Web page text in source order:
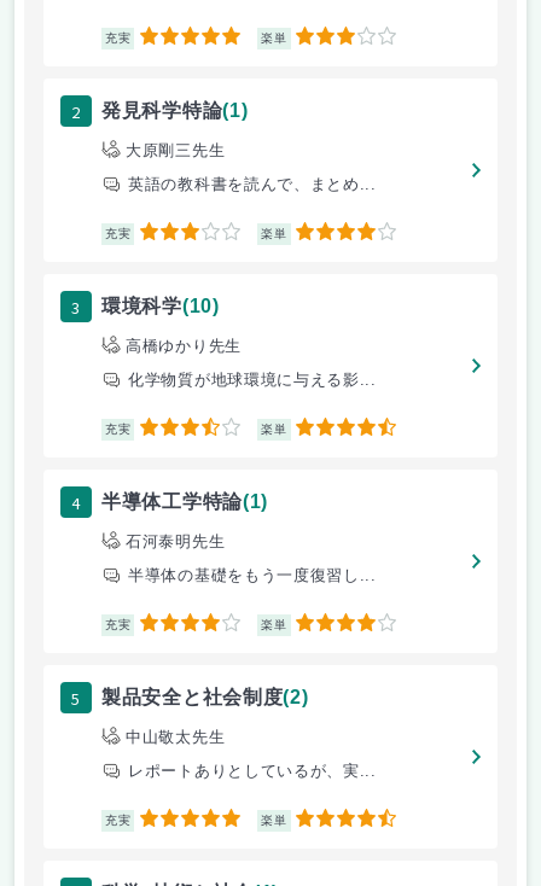
充実 5 楽単 3
2 発見科学特論(1)
大原剛三先生
英語の教科書を読んで、まとめ...
充実 3 楽単 4
3 環境科学(10)
高橋ゆかり先生
化学物質が地球環境に与える影...
充実 3.5 楽単 4.5
4 半導体工学特論(1)
石河泰明先生
半導体の基礎をもう一度復習し...
充実 4 楽単 4
5 製品安全と社会制度(2)
中山敬太先生
レポートありとしているが、実...
充実 5 楽単 4.5